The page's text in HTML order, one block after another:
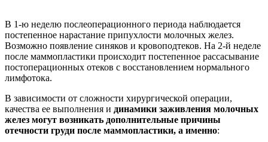
В 1-ю неделю послеоперационного периода наблюдается
постепенное нарастание припухлости молочных желез.
Возможно появление синяков и кровоподтеков. На 2-й неделе
после маммопластики происходит постепенное рассасывание
постоперационных отеков с восстановлением нормального
лимфотока.
В зависимости от сложности хирургической операции,
качества ее выполнения и динамики заживления молочных
желез могут возникать дополнительные причины
отечности груди после маммопластики, а именно: